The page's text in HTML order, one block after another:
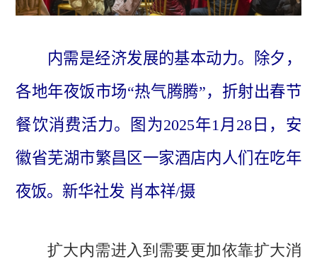
内需是经济发展的基本动力。除夕，
各地年夜饭市场“热气腾腾”，折射出春节
餐饮消费活力。图为2025年1月28日，安
徽省芜湖市繁昌区一家酒店内人们在吃年
夜饭。新华社发 肖本祥/摄
扩大内需进入到需要更加依靠扩大消